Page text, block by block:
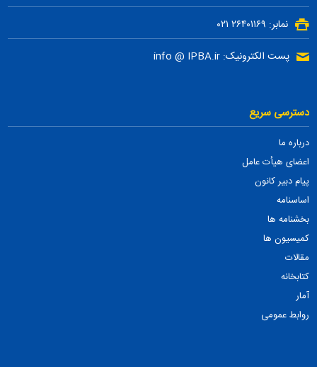
نمابر: ۲۶۴۰۱۱۶۹ ۰۲۱
پست الکترونیک: info @ IPBA.ir
دسترسی سریع
درباره ما
اعضای هیأت عامل
پیام دبیر کانون
اساسنامه
بخشنامه ها
کمیسیون ها
مقالات
کتابخانه
آمار
روابط عمومی